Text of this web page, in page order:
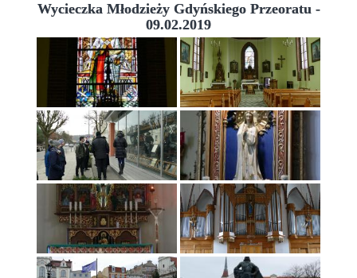
Wycieczka Młodzieży Gdyńskiego Przeoratu -
09.02.2019